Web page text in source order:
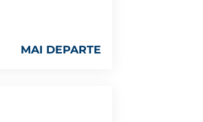
MAI DEPARTE